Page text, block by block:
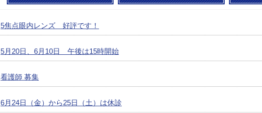
5焦点眼内レンズ 好評です！
5月20日、6月10日 午後は15時開始
看護師 募集
6月24日（金）から25日（土）は休診